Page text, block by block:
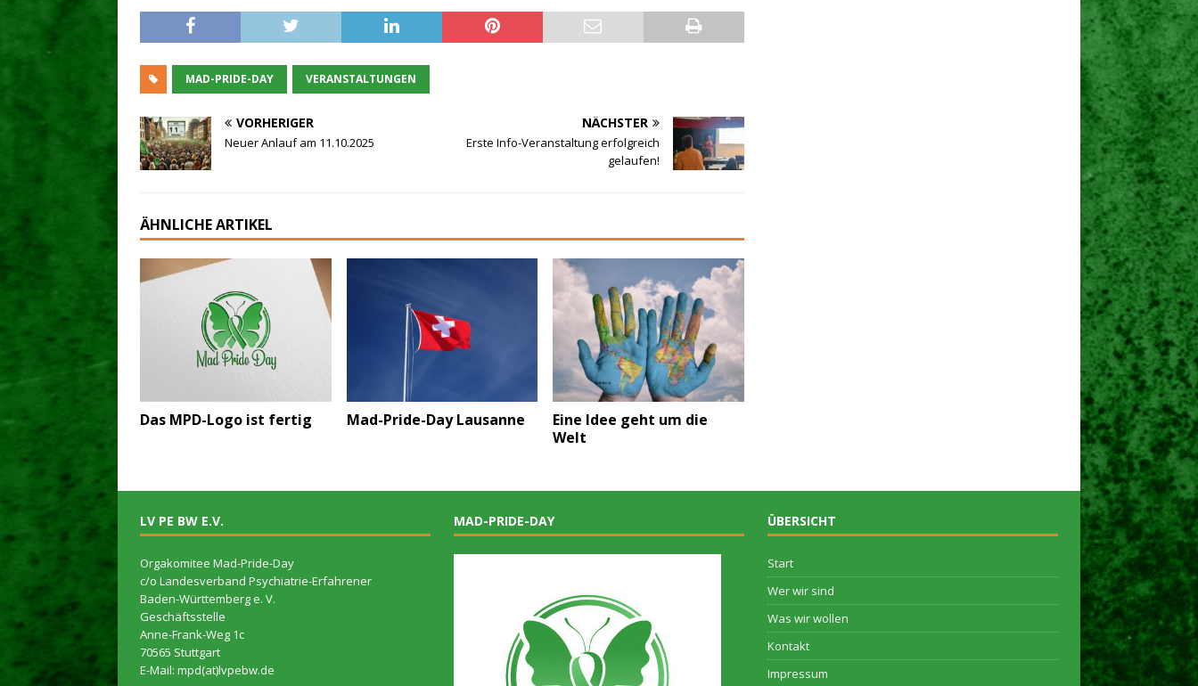
MAD-PRIDE-DAY VERANSTALTUNGEN
VORHERIGER
Neuer Anlauf am 11.10.2025
NÄCHSTER
Erste Info-Veranstaltung erfolgreich
gelaufen!
ÄHNLICHE ARTIKEL
Das MPD-Logo ist fertig Mad-Pride-Day Lausanne
Eine Idee geht um die
Welt
LV PE BW E.V.
Orgakomitee Mad-Pride-Day
c/o Landesverband Psychiatrie-Erfahrener
Baden-Württemberg e. V.
Geschäftsstelle
Anne-Frank-Weg 1c
70565 Stuttgart
E-Mail: mpd(at)lvpebw.de
MAD-PRIDE-DAY ÜBERSICHT
Start
Wer wir sind
Was wir wollen
Kontakt
Impressum